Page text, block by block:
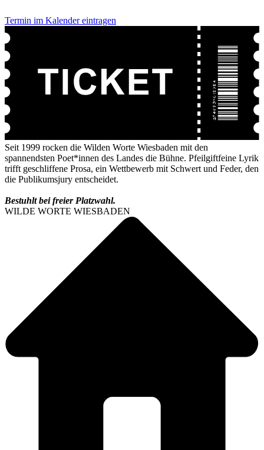
Termin im Kalender eintragen
Seit 1999 rocken die Wilden Worte Wiesbaden mit den
spannendsten Poet*innen des Landes die Bühne. Pfeilgiftfeine Lyrik
trifft geschliffene Prosa, ein Wettbewerb mit Schwert und Feder, den
die Publikumsjury entscheidet.
Bestuhlt bei freier Platzwahl.
WILDE WORTE WIESBADEN